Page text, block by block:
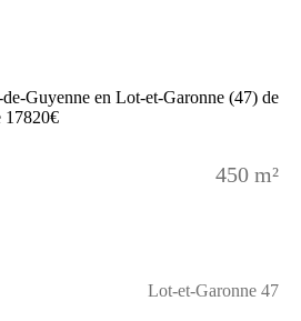
450 m²
Lot-et-Garonne 47